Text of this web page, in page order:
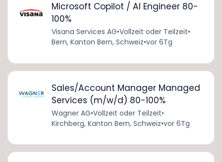
Microsoft Copilot / AI Engineer 80-
100%
Visana Services AG•Vollzeit oder Teilzeit•
Bern, Kanton Bern, Schweiz•vor 6Tg
Sales/Account Manager Managed
Services (m/w/d) 80-100%
Wagner AG•Vollzeit oder Teilzeit•
Kirchberg, Kanton Bern, Schweiz•vor 6Tg